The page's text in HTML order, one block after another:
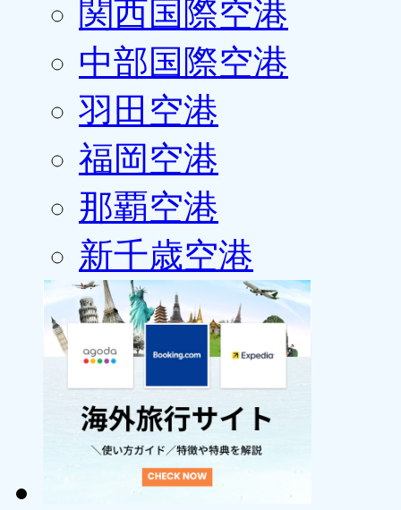
関西国際空港
中部国際空港
羽田空港
福岡空港
那覇空港
新千歳空港